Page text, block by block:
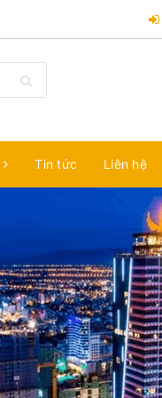
Tin tức Liên hệ